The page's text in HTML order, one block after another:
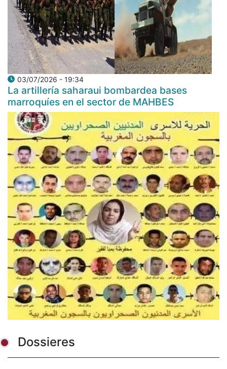
03/07/2026 - 19:34
La artillería saharaui bombardea bases
marroquíes en el sector de MAHBES
Dossieres